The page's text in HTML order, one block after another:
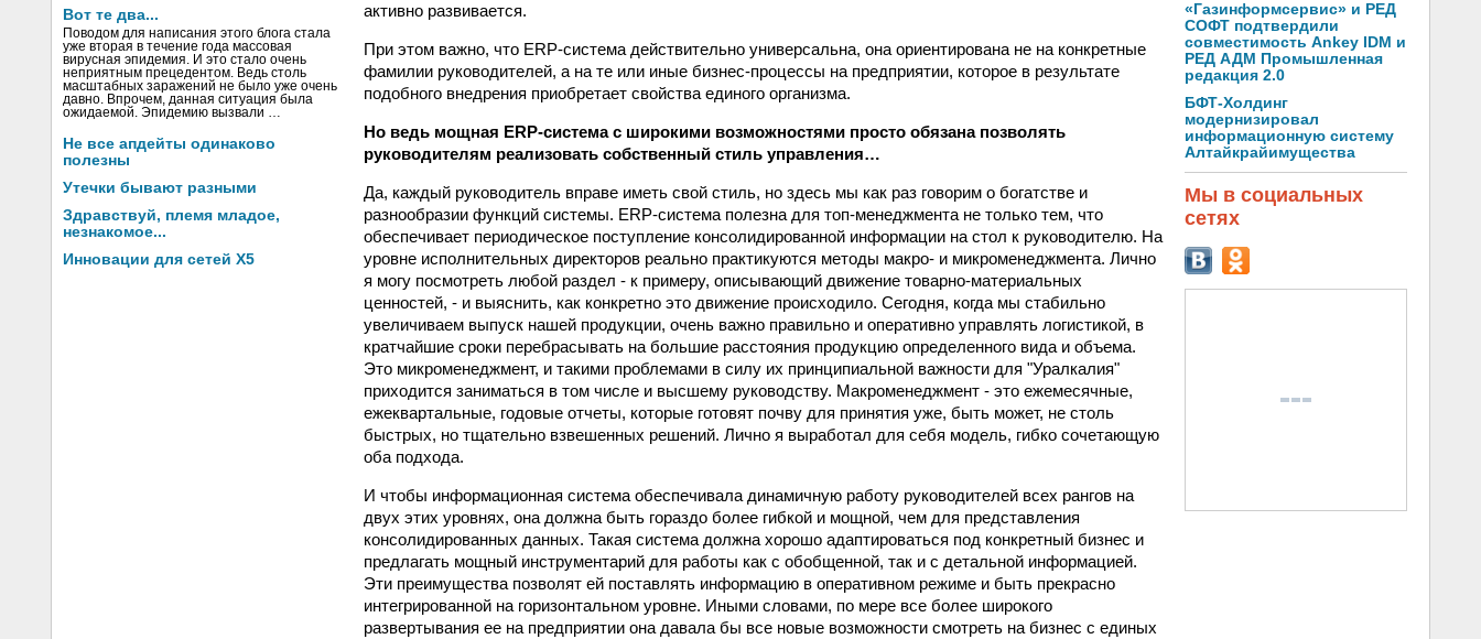
Вот те два...
Поводом для написания этого блога стала
уже вторая в течение года массовая
вирусная эпидемия. И это стало очень
неприятным прецедентом. Ведь столь
масштабных заражений не было уже очень
давно. Впрочем, данная ситуация была
ожидаемой. Эпидемию вызвали …
Не все апдейты одинаково
полезны
Утечки бывают разными
Здравствуй, племя младое,
незнакомое...
Инновации для сетей X5
активно развивается.
При этом важно, что ERP-система действительно универсальна, она ориентирована не на конкретные
фамилии руководителей, а на те или иные бизнес-процессы на предприятии, которое в результате
подобного внедрения приобретает свойства единого организма.
Но ведь мощная ERP-система с широкими возможностями просто обязана позволять
руководителям реализовать собственный стиль управления…
Да, каждый руководитель вправе иметь свой стиль, но здесь мы как раз говорим о богатстве и
разнообразии функций системы. ERP-система полезна для топ-менеджмента не только тем, что
обеспечивает периодическое поступление консолидированной информации на стол к руководителю. На
уровне исполнительных директоров реально практикуются методы макро- и микроменеджмента. Лично
я могу посмотреть любой раздел - к примеру, описывающий движение товарно-материальных
ценностей, - и выяснить, как конкретно это движение происходило. Сегодня, когда мы стабильно
увеличиваем выпуск нашей продукции, очень важно правильно и оперативно управлять логистикой, в
кратчайшие сроки перебрасывать на большие расстояния продукцию определенного вида и объема.
Это микроменеджмент, и такими проблемами в силу их принципиальной важности для "Уралкалия"
приходится заниматься в том числе и высшему руководству. Макроменеджмент - это ежемесячные,
ежеквартальные, годовые отчеты, которые готовят почву для принятия уже, быть может, не столь
быстрых, но тщательно взвешенных решений. Лично я выработал для себя модель, гибко сочетающую
оба подхода.
И чтобы информационная система обеспечивала динамичную работу руководителей всех рангов на
двух этих уровнях, она должна быть гораздо более гибкой и мощной, чем для представления
консолидированных данных. Такая система должна хорошо адаптироваться под конкретный бизнес и
предлагать мощный инструментарий для работы как с обобщенной, так и с детальной информацией.
Эти преимущества позволят ей поставлять информацию в оперативном режиме и быть прекрасно
интегрированной на горизонтальном уровне. Иными словами, по мере все более широкого
развертывания ее на предприятии она давала бы все новые возможности смотреть на бизнес с единых
«Газинформсервис» и РЕД
СОФТ подтвердили
совместимость Ankey IDM и
РЕД АДМ Промышленная
редакция 2.0
БФТ-Холдинг
модернизировал
информационную систему
Алтайкрайимущества
Мы в социальных
сетях